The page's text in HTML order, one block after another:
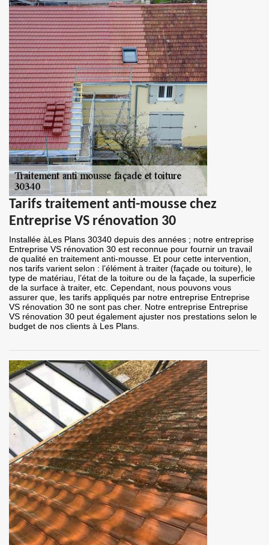
Tarifs traitement anti-mousse chez
Entreprise VS rénovation 30
Installée àLes Plans 30340 depuis des années ; notre entreprise
Entreprise VS rénovation 30 est reconnue pour fournir un travail
de qualité en traitement anti-mousse. Et pour cette intervention,
nos tarifs varient selon : l’élément à traiter (façade ou toiture), le
type de matériau, l’état de la toiture ou de la façade, la superficie
de la surface à traiter, etc. Cependant, nous pouvons vous
assurer que, les tarifs appliqués par notre entreprise Entreprise
VS rénovation 30 ne sont pas cher. Notre entreprise Entreprise
VS rénovation 30 peut également ajuster nos prestations selon le
budget de nos clients à Les Plans.